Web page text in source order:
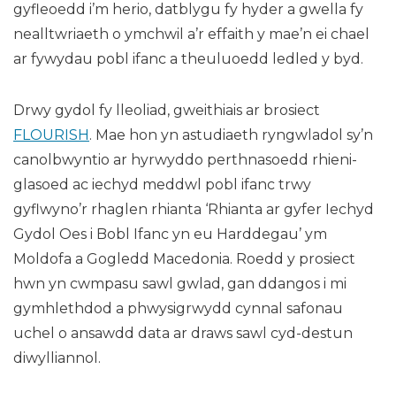
gyfleoedd i’m herio, datblygu fy hyder a gwella fy
nealltwriaeth o ymchwil a’r effaith y mae’n ei chael
ar fywydau pobl ifanc a theuluoedd ledled y byd.
Drwy gydol fy lleoliad, gweithiais ar brosiect
FLOURISH. Mae hon yn astudiaeth ryngwladol sy’n
canolbwyntio ar hyrwyddo perthnasoedd rhieni-
glasoed ac iechyd meddwl pobl ifanc trwy
gyflwyno’r rhaglen rhianta ‘Rhianta ar gyfer Iechyd
Gydol Oes i Bobl Ifanc yn eu Harddegau’ ym
Moldofa a Gogledd Macedonia. Roedd y prosiect
hwn yn cwmpasu sawl gwlad, gan ddangos i mi
gymhlethdod a phwysigrwydd cynnal safonau
uchel o ansawdd data ar draws sawl cyd-destun
diwylliannol.